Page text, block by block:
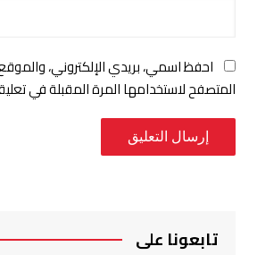
احفظ اسمي، بريدي الإلكتروني،
المتصفح لاستخدامها المرة المقبلة في
تابعونا على